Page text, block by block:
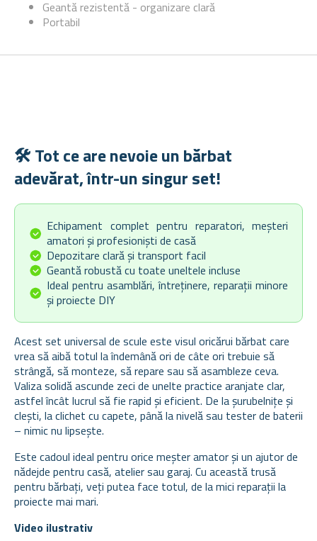
Geantă rezistentă - organizare clară
Portabil
🛠️ Tot ce are nevoie un bărbat
adevărat, într-un singur set!
Echipament complet pentru reparatori, meșteri
amatori și profesioniști de casă
Depozitare clară și transport facil
Geantă robustă cu toate uneltele incluse
Ideal pentru asamblări, întreținere, reparații minore
și proiecte DIY
Acest set universal de scule este visul oricărui bărbat care
vrea să aibă totul la îndemână ori de câte ori trebuie să
strângă, să monteze, să repare sau să asambleze ceva.
Valiza solidă ascunde zeci de unelte practice aranjate clar,
astfel încât lucrul să fie rapid și eficient. De la șurubelnițe și
clești, la clichet cu capete, până la nivelă sau tester de baterii
– nimic nu lipsește.
Este cadoul ideal pentru orice meșter amator și un ajutor de
nădejde pentru casă, atelier sau garaj. Cu această trusă
pentru bărbați, veți putea face totul, de la mici reparații la
proiecte mai mari.
Video ilustrativ